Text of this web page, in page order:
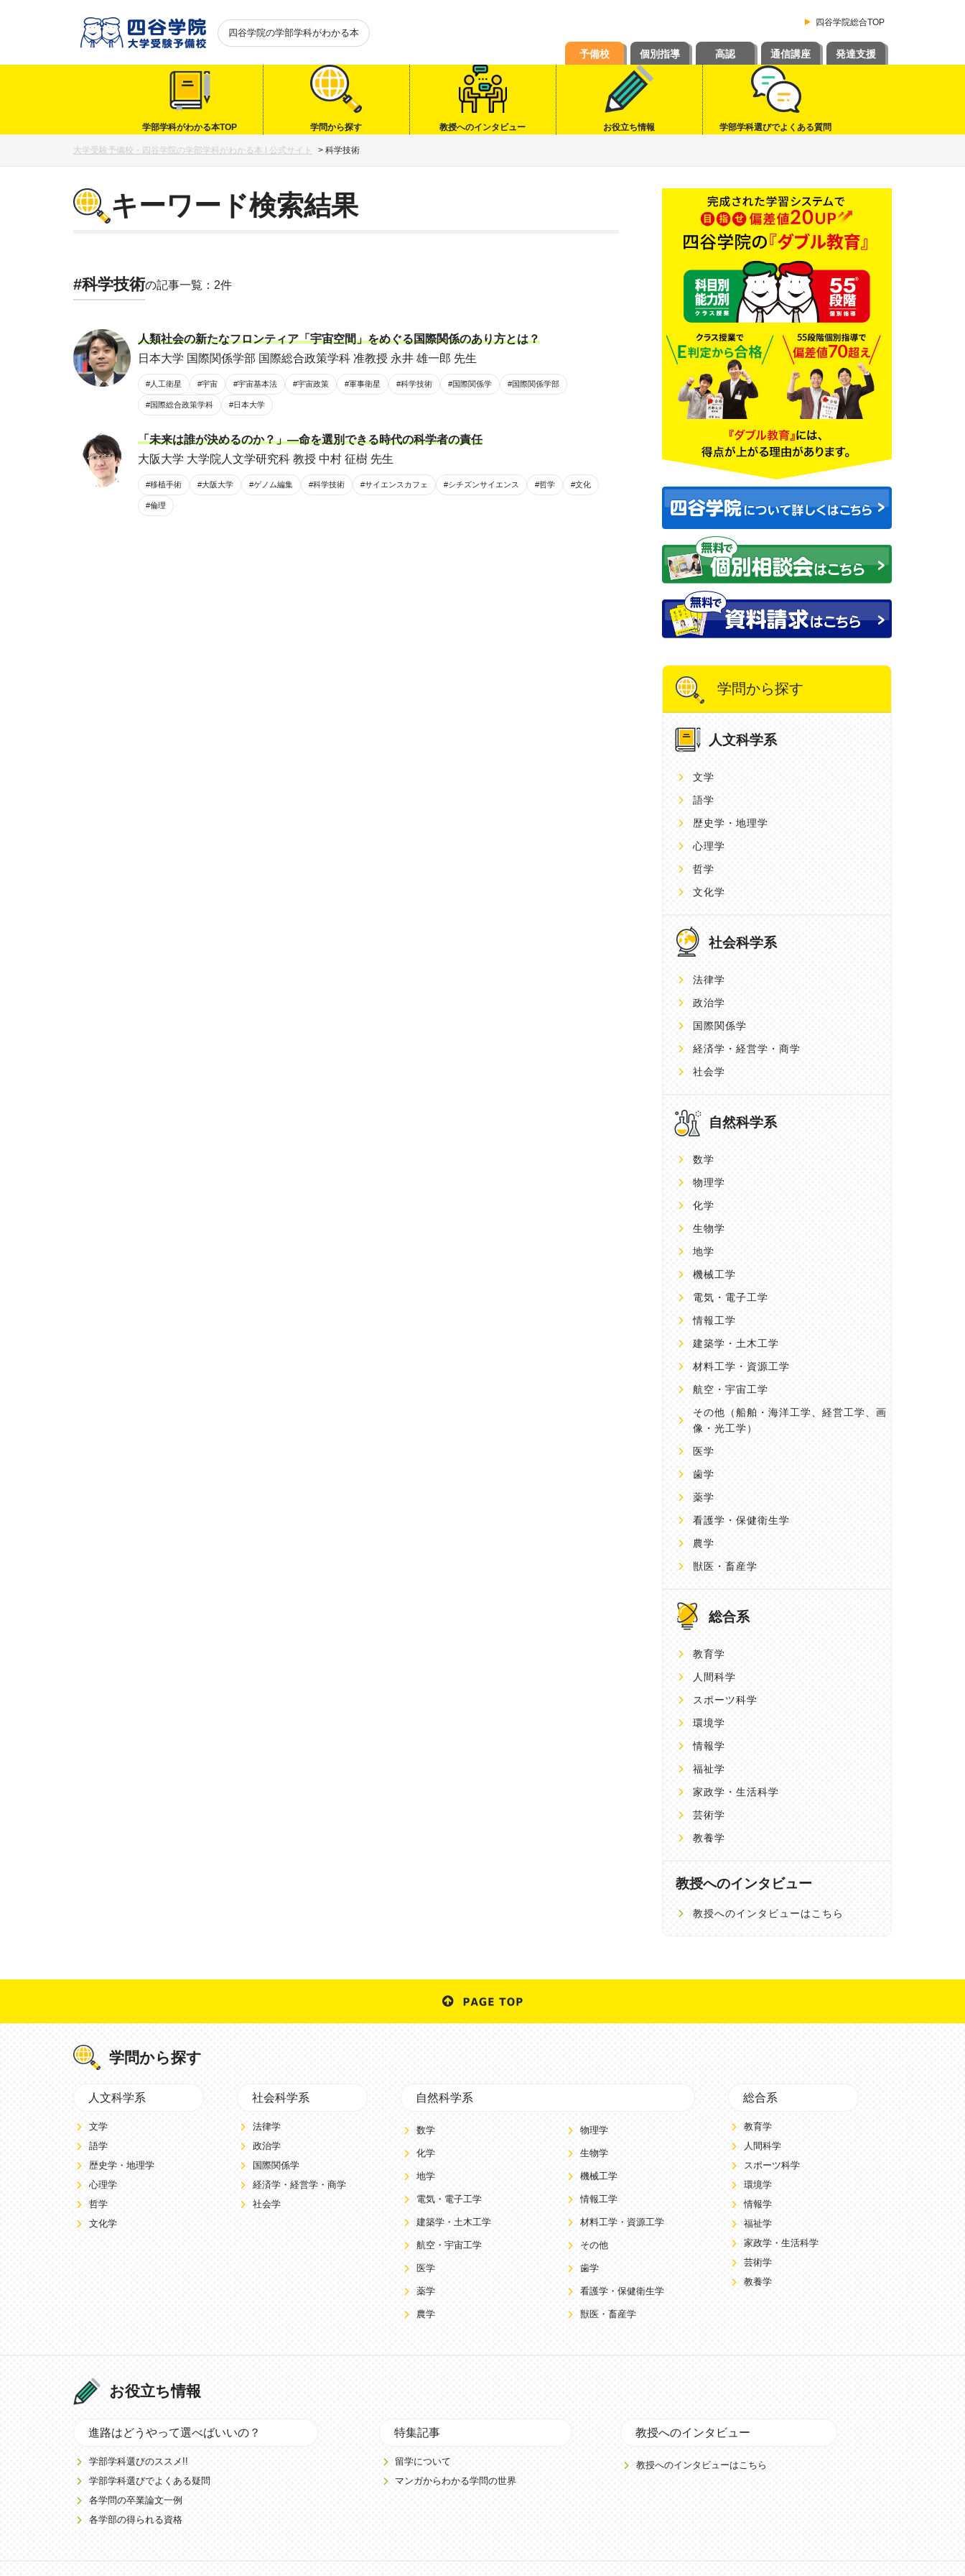
四谷学院の学部学科がわかる本
四谷学院総合TOP
予備校 個別指導 高認 通信講座 発達支援
学部学科がわかる本TOP 学問から探す 教授へのインタビュー お役立ち情報 学部学科選びでよくある質問
大学受験予備校・四谷学院の学部学科がわかる本 | 公式サイト > 科学技術
キーワード検索結果
#科学技術の記事一覧：2件
人類社会の新たなフロンティア「宇宙空間」をめぐる国際関係のあり方とは？
日本大学 国際関係学部 国際総合政策学科 准教授 永井 雄一郎 先生
#人工衛星 #宇宙 #宇宙基本法 #宇宙政策 #軍事衛星 #科学技術 #国際関係学 #国際関係学部
#国際総合政策学科 #日本大学
「未来は誰が決めるのか？」―命を選別できる時代の科学者の責任
大阪大学 大学院人文学研究科 教授 中村 征樹 先生
#移植手術 #大阪大学 #ゲノム編集 #科学技術 #サイエンスカフェ #シチズンサイエンス #哲学 #文化
#倫理
学問から探す
人文科学系
文学
語学
歴史学・地理学
心理学
哲学
文化学
社会科学系
法律学
政治学
国際関係学
経済学・経営学・商学
社会学
自然科学系
数学
物理学
化学
生物学
地学
機械工学
電気・電子工学
情報工学
建築学・土木工学
材料工学・資源工学
航空・宇宙工学
その他 （船舶・海洋工学、経営工学、画
像・光工学）
医学
歯学
薬学
看護学・保健衛生学
農学
獣医・畜産学
総合系
教育学
人間科学
スポーツ科学
環境学
情報学
福祉学
家政学・生活科学
芸術学
教養学
教授へのインタビュー
教授へのインタビューはこちら
学問から探す
人文科学系
文学
語学
歴史学・地理学
心理学
哲学
文化学
社会科学系
法律学
政治学
国際関係学
経済学・経営学・商学
社会学
自然科学系
数学 物理学
化学 生物学
地学 機械工学
電気・電子工学 情報工学
建築学・土木工学 材料工学・資源工学
航空・宇宙工学 その他
医学 歯学
薬学 看護学・保健衛生学
農学 獣医・畜産学
総合系
教育学
人間科学
スポーツ科学
環境学
情報学
福祉学
家政学・生活科学
芸術学
教養学
お役立ち情報
進路はどうやって選べばいいの？
学部学科選びのススメ!!
学部学科選びでよくある疑問
各学問の卒業論文一例
各学部の得られる資格
特集記事
留学について
マンガからわかる学問の世界
教授へのインタビュー
教授へのインタビューはこちら